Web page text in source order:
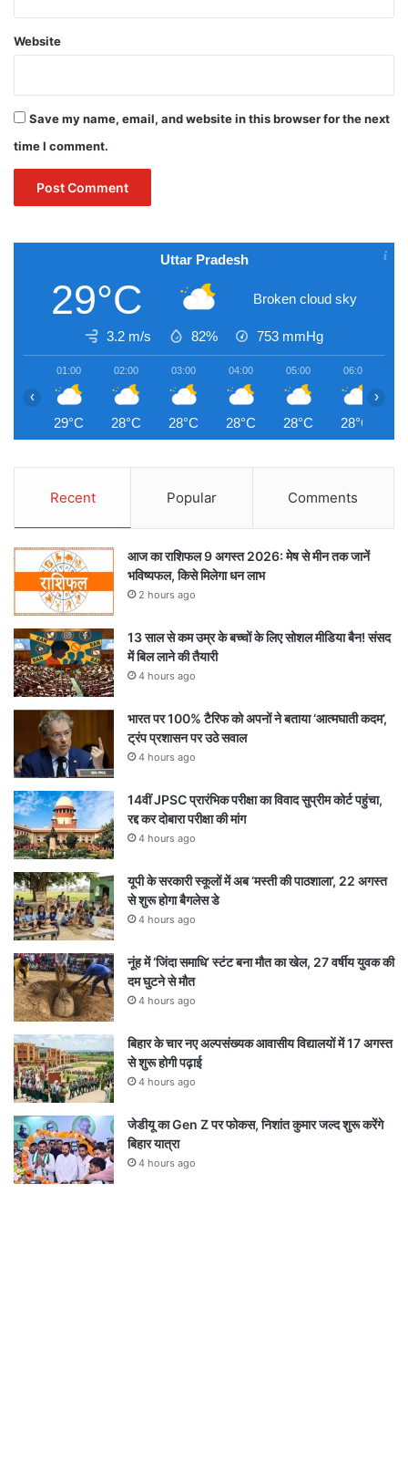
Website
Save my name, email, and website in this browser for the next
time I comment.
Uttar Pradesh
29°C Broken cloud sky
3.2 m/s 82% 753 mmHg
01:00
29°C
02:00
28°C
03:00
28°C
04:00
28°C
05:00
28°C
06:00
28°C
‹ ›
Recent Popular Comments
आज का राशिफल 9 अगस्त 2026: मेष से मीन तक जानें
भविष्यफल, किसे मिलेगा धन लाभ
2 hours ago
13 साल से कम उम्र के बच्चों के लिए सोशल मीडिया बैन! संसद
में बिल लाने की तैयारी
4 hours ago
भारत पर 100% टैरिफ को अपनों ने बताया ‘आत्मघाती कदम’,
ट्रंप प्रशासन पर उठे सवाल
4 hours ago
14वीं JPSC प्रारंभिक परीक्षा का विवाद सुप्रीम कोर्ट पहुंचा,
रद्द कर दोबारा परीक्षा की मांग
4 hours ago
यूपी के सरकारी स्कूलों में अब ‘मस्ती की पाठशाला’, 22 अगस्त
से शुरू होगा बैगलेस डे
4 hours ago
नूंह में ‘जिंदा समाधि’ स्टंट बना मौत का खेल, 27 वर्षीय युवक की
दम घुटने से मौत
4 hours ago
बिहार के चार नए अल्पसंख्यक आवासीय विद्यालयों में 17 अगस्त
से शुरू होगी पढ़ाई
4 hours ago
जेडीयू का Gen Z पर फोकस, निशांत कुमार जल्द शुरू करेंगे
बिहार यात्रा
4 hours ago